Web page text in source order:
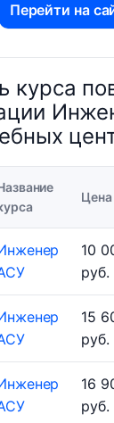
Перейти на
курса
Цена
10
руб.
15
руб.
16
руб.